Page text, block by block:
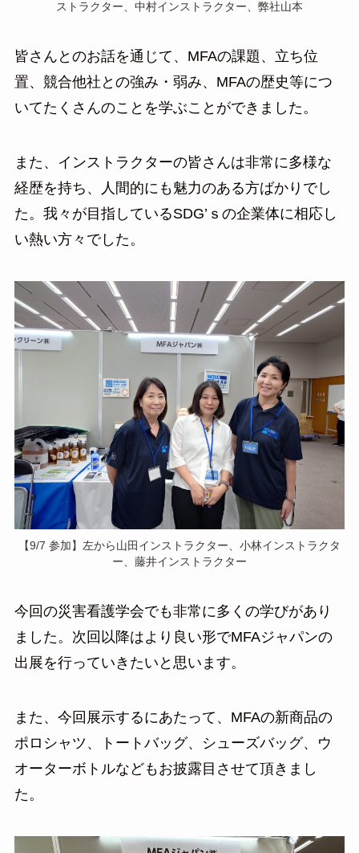
ストラクター、中村インストラクター、弊社山本
皆さんとのお話を通じて、MFAの課題、立ち位
置、競合他社との強み・弱み、MFAの歴史等につ
いてたくさんのことを学ぶことができました。
また、インストラクターの皆さんは非常に多様な
経歴を持ち、人間的にも魅力のある方ばかりでし
た。我々が目指しているSDG’ｓの企業体に相応し
い熱い方々でした。
【9/7 参加】左から山田インストラクター、小林インストラクタ
ー、藤井インストラクター
今回の災害看護学会でも非常に多くの学びがあり
ました。次回以降はより良い形でMFAジャパンの
出展を行っていきたいと思います。
また、今回展示するにあたって、MFAの新商品の
ポロシャツ、トートバッグ、シューズバッグ、ウ
オーターボトルなどもお披露目させて頂きまし
た。